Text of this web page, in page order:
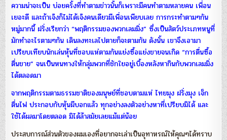
ความน่าจะเป็น บ่อยครั้งที่ทำตามข่าวนั้นก็เพราะมีคนทำตามหลายคน เพื่อน
เยอะดี และถ้าเจ๊งก็ไม่ได้เจ๊งคนเดียวมีเพื่อนเพียบเลย การกระทำตามๆกัน
หมู่มากนี้ ฝรั่งเรียกว่า “พฤติกรรมของพวกเลมมิ่ง” ซึ่งเป็นสัตว์ประเภทหนูที่
มักทำอะไรตามๆกัน เดินลงทะเลไปตายก็จะตามกัน ดังนั้น เขาจึงเอามา
เปรียบเทียบนักเล่นหุ้นที่ชอบแห่ตามกันแย่งซื้อแย่งขายจนเกิด “การตื่นซื้อ
ตื่นขาย” จนเป็นหนทางให้กลุ่มพวกที่ชักใยอยู่เบื้องหลังหากินกับพวกเลมมิ่ง
ได้ตลอดมา
จากพฤติกรรมตามธรรมชาติของมนุษย์ที่ชอบตามแห่ ไทยมุง ฝรั่งมุง เจ็ก
ตื่นไฟ ประกอบกับหุ้นผีบอกแล้ว ทุกอย่างลงตัวอย่างหาที่เปรียบมิได้ และ
ใช้ได้ผลมาโดยตลอด มิได้ล้าสมัยเลยแม้แต่น้อย
ประสบการณ์ส่วนตัวของผมเองที่อยากจะเล่าเป็นอุทาหรณ์ให้คุณๆได้ทราบ